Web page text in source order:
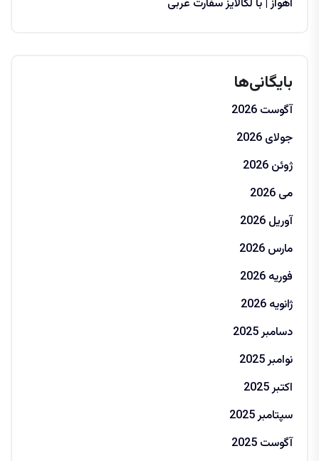
اهواز | با لگالایز سفارت عربی
بایگانی‌ها
آگوست 2026
جولای 2026
ژوئن 2026
می 2026
آوریل 2026
مارس 2026
فوریه 2026
ژانویه 2026
دسامبر 2025
نوامبر 2025
اکتبر 2025
سپتامبر 2025
آگوست 2025